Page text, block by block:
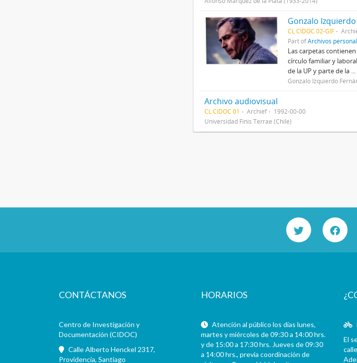
Gonzalo
CL CIDOC 02-GIF
Part ofArchivos
Las carpetas
círculo familiar y
de la UP y parte de la ...
Gonzalo Izquierdo
Archivo audiovisual
CL CIDOC 01 Archief
1992-00-00
Universidad Finis Terrae (Chile)
CONTÁCTANOS
Centro de Investigación y
Documentación (CIDOC)
Calle Alberto Henckel 2317,
Providencia, Santiago
HORARIOS
Atención al público los días lunes,
martes y miércoles de 09:30 a 14:00 hrs.
y de 15:00 a 17:30 hrs. Jueves de 09:30
a 14:00 hrs., previa coordinación de
El